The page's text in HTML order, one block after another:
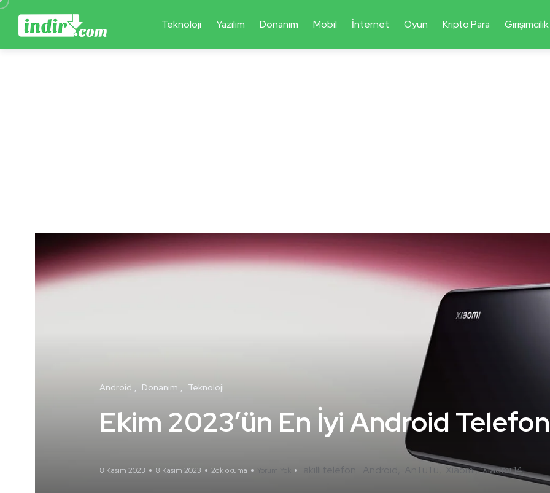
Teknoloji Yazılım Donanım Mobil İnternet Oyun Kripto Para Girişimcilik
Android Donanım Teknoloji
Ekim 2023’ün En İyi Android
8 Kasım 2023 8 Kasım 2023 2dk okuma Yorum Yok akıllı telefon Android AnTuTu Xiaomi Xiaomi 14